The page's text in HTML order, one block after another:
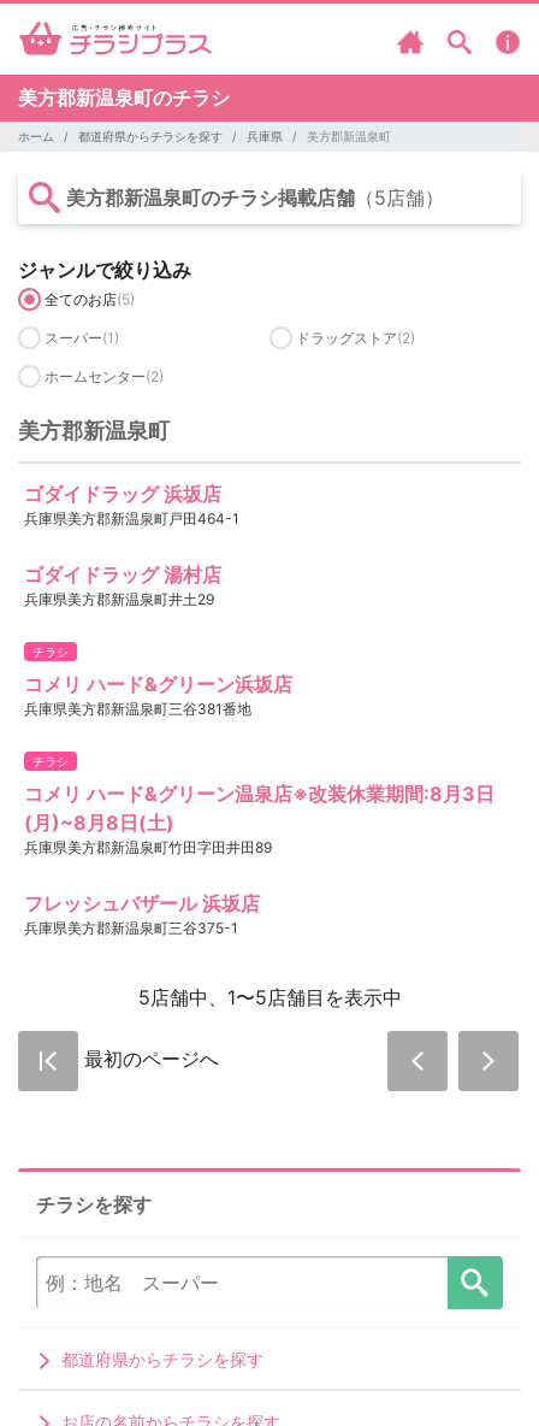
美方郡新温泉町のチラシ
ホーム 都道府県からチラシを探す 兵庫県 美方郡新温泉町
美方郡新温泉町のチラシ掲載店舗 （5店舗）
ジャンルで絞り込み
全てのお店(5)
スーパー(1) ドラッグストア(2)
ホームセンター(2)
美方郡新温泉町
ゴダイドラッグ 浜坂店
兵庫県美方郡新温泉町戸田464-1
ゴダイドラッグ 湯村店
兵庫県美方郡新温泉町井土29
チラシ
コメリ ハード&グリーン浜坂店
兵庫県美方郡新温泉町三谷381番地
チラシ
コメリ ハード&グリーン温泉店※改装休業期間:8月3日
(月)~8月8日(土)
兵庫県美方郡新温泉町竹田字田井田89
フレッシュバザール 浜坂店
兵庫県美方郡新温泉町三谷375-1
5店舗中、1〜5店舗目を表示中
最初のページへ
チラシを探す
都道府県からチラシを探す
お店の名前からチラシを探す